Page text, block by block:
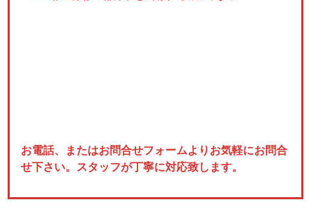
お電話、またはお問合せフォームよりお気軽にお問合
せ下さい。スタッフが丁寧に対応致します。